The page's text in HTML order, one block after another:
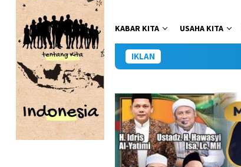
KABAR KITA USAHA KITA
IKLAN